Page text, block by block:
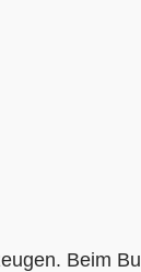
Beim